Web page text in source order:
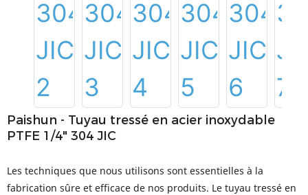
Paishun - Tuyau tressé en acier inoxydable
PTFE 1/4" 304 JIC
Les techniques que nous utilisons sont essentielles à la
fabrication sûre et efficace de nos produits. Le tuyau tressé en